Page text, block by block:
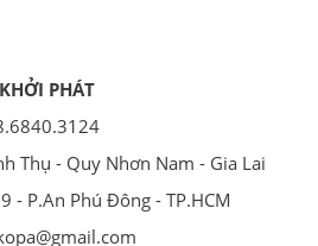
PHÁT
Thụ - Quy Nhơn Nam - Gia Lai
P.An Phú Đông - TP.HCM